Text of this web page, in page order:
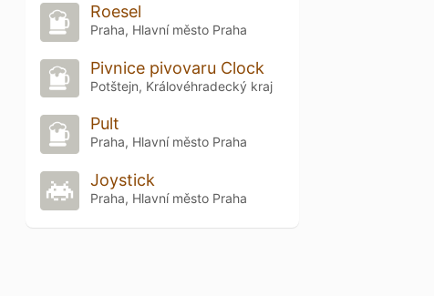
Roesel
Praha, Hlavní město Praha
Pivnice pivovaru Clock
Potštejn, Královéhradecký kraj
Pult
Praha, Hlavní město Praha
Joystick
Praha, Hlavní město Praha